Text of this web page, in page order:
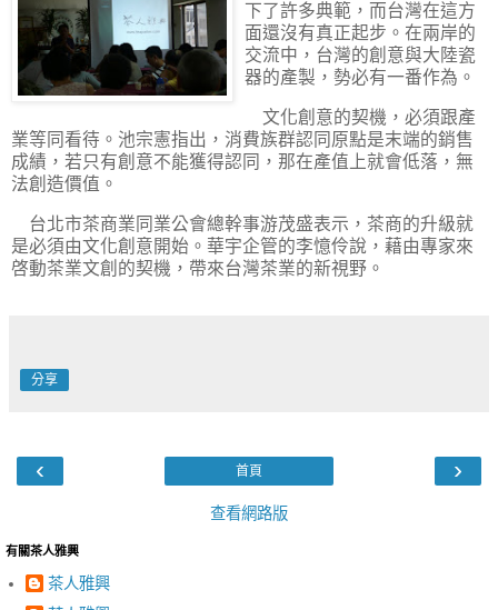
下了許多典範，而台灣在這方
面還沒有真正起步。在兩岸的
交流中，台灣的創意與大陸瓷
器的產製，勢必有一番作為。
文化創意的契機，必須跟產
業等同看待。池宗憲指出，消費族群認同原點是末端的銷售
成績，若只有創意不能獲得認同，那在產值上就會低落，無
法創造價值。
台北市茶商業同業公會總幹事游茂盛表示，茶商的升級就
是必須由文化創意開始。華宇企管的李憶伶說，藉由專家來
啓動茶業文創的契機，帶來台灣茶業的新視野。
分享
‹ ›
首頁
查看網路版
有關茶人雅興
茶人雅興